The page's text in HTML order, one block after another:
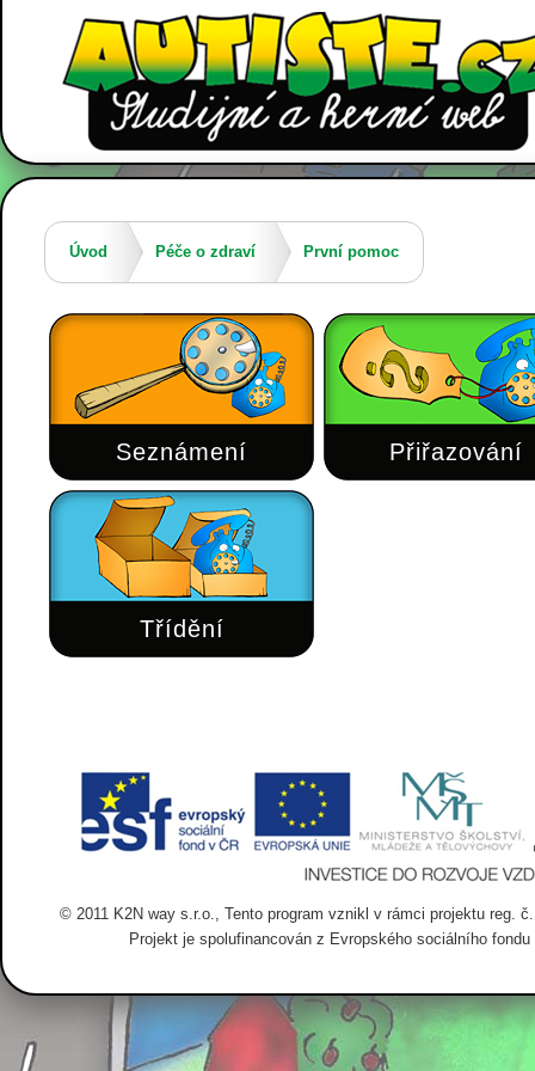
Úvod Péče o zdraví První pomoc
Seznámení Přiřazování
Třídění
© 2011 K2N way s.r.o., Tento program vznikl v rámci projektu reg.
Projekt je spolufinancován z Evropského sociálního